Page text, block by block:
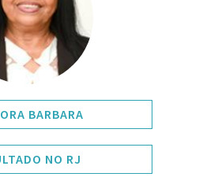
BARBARA
NO RJ